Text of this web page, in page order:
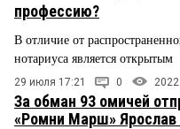
профессию?
В отличие от
нотариуса является открытым
29 июля 17:21 0 2022
За обман 93 омичей
«Ромни Марш»